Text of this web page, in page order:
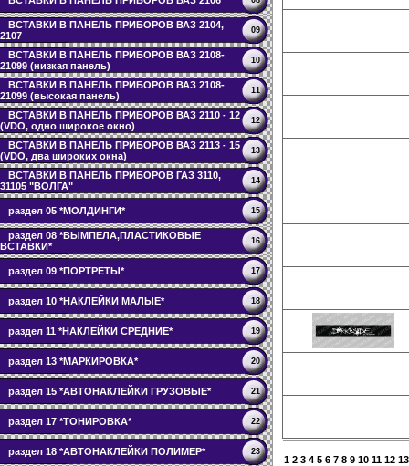
ВСТАВКИ В ПАНЕЛЬ ПРИБОРОВ ВАЗ 2104,
2107
09
ВСТАВКИ В ПАНЕЛЬ ПРИБОРОВ ВАЗ 2108-
21099 (низкая панель)
10
ВСТАВКИ В ПАНЕЛЬ ПРИБОРОВ ВАЗ 2108-
21099 (высокая панель)
11
ВСТАВКИ В ПАНЕЛЬ ПРИБОРОВ ВАЗ 2110 - 12
(VDO, одно широкое окно)
12
ВСТАВКИ В ПАНЕЛЬ ПРИБОРОВ ВАЗ 2113 - 15
(VDO, два широких окна)
13
ВСТАВКИ В ПАНЕЛЬ ПРИБОРОВ ГАЗ 3110,
31105 "ВОЛГА"
14
раздел 05 *МОЛДИНГИ* 15
раздел 08 *ВЫМПЕЛА,ПЛАСТИКОВЫЕ
ВСТАВКИ*
16
раздел 09 *ПОРТРЕТЫ* 17
раздел 10 *НАКЛЕЙКИ МАЛЫЕ* 18
раздел 11 *НАКЛЕЙКИ СРЕДНИЕ* 19
раздел 13 *МАРКИРОВКА* 20
раздел 15 *АВТОНАКЛЕЙКИ ГРУЗОВЫЕ* 21
раздел 17 *ТОНИРОВКА* 22
раздел 18 *АВТОНАКЛЕЙКИ ПОЛИМЕР* 23
1 2 3 4 5 6 7 8 9 10 11 12 13